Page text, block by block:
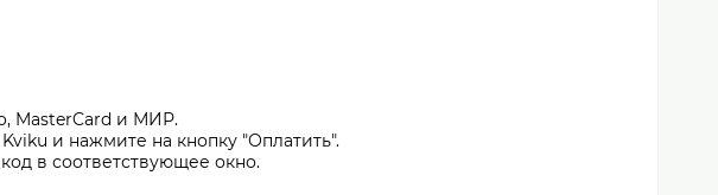
MasterCard и МИР.
и нажмите на кнопку "Оплатить".
в соответствующее окно.